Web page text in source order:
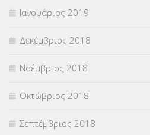
Ιανουάριος 2019
Δεκέμβριος 2018
Νοέμβριος 2018
Οκτώβριος 2018
Σεπτέμβριος 2018